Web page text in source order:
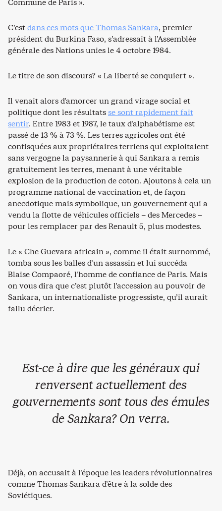
Commune de Paris ».
C’estdans ces mots que Thomas Sankara, premier
président du Burkina Faso, s’adressait à l’Assemblée
générale des Nations unies le 4 octobre 1984.
Le titre de son discours? « La liberté se conquiert ».
Il venait alors d’amorcer un grand virage social et
politique dont les résultatsse sont rapidement fait
sentir. Entre 1983 et 1987, le taux d’alphabétisme est
passé de 13 % à 73 %. Les terres agricoles ont été
confisquées aux propriétaires terriens qui exploitaient
sans vergogne la paysannerie à qui Sankara a remis
gratuitement les terres, menant à une véritable
explosion de la production de coton. Ajoutons à cela un
programme national de vaccination et, de façon
anecdotique mais symbolique, un gouvernement qui a
vendu la flotte de véhicules officiels – des Mercedes –
pour les remplacer par des Renault 5, plus modestes.
Le « Che Guevara africain », comme il était surnommé,
tomba sous les balles d’un assassin et lui succéda
Blaise Compaoré, l’homme de confiance de Paris. Mais
on vous dira que c’est plutôt l’accession au pouvoir de
Sankara, un internationaliste progressiste, qu’il aurait
fallu décrier.
Est-ce à dire que les généraux qui
renversent actuellement des
gouvernements sont tous des émules
de Sankara? On verra.
Déjà, on accusait à l’époque les leaders révolutionnaires
comme Thomas Sankara d’être à la solde des
Soviétiques.